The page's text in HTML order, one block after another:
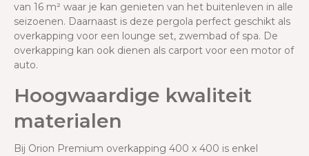
van 16 m² waar je kan genieten van het buitenleven in alle
seizoenen. Daarnaast is deze pergola perfect geschikt als
overkapping voor een lounge set, zwembad of spa. De
overkapping kan ook dienen als carport voor een motor of
auto.
Hoogwaardige kwaliteit
materialen
Bij Orion Premium overkapping 400 x 400 is enkel